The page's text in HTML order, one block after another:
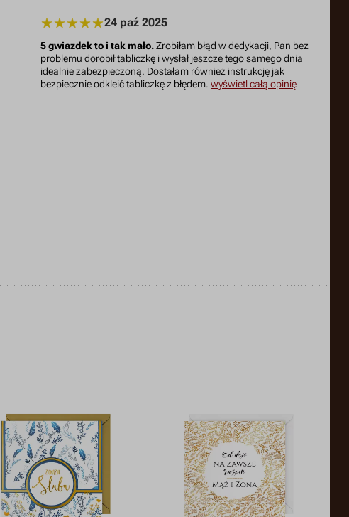
24 paź 2025
5 gwiazdek to i tak mało.Zrobiłam błąd w dedykacji, Pan bez
problemu dorobił tabliczkę i wysłał jeszcze tego samego dnia
idealnie zabezpieczoną. Dostałam również instrukcję jak
bezpiecznie odkleić tabliczkę z błędem.wyświetl całą opinię